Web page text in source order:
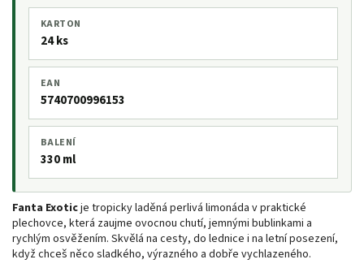
KARTON
24 ks
EAN
5740700996153
BALENÍ
330 ml
Fanta Exoticje tropicky laděná perlivá limonáda v praktické
plechovce, která zaujme ovocnou chutí, jemnými bublinkami a
rychlým osvěžením. Skvělá na cesty, do lednice i na letní posezení,
když chceš něco sladkého, výrazného a dobře vychlazeného.